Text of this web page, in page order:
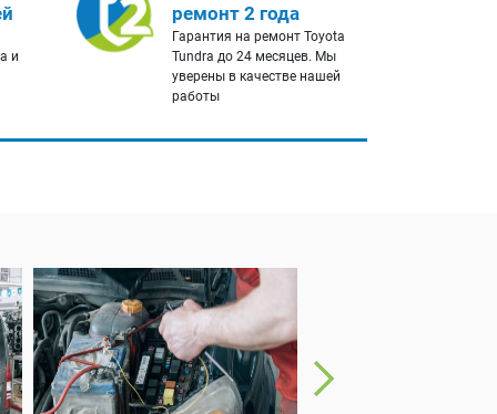
и
ремонт 2 года
Гарантия на ремонт Toyota
Tundra до 24 месяцев. Мы
уверены в качестве нашей
работы